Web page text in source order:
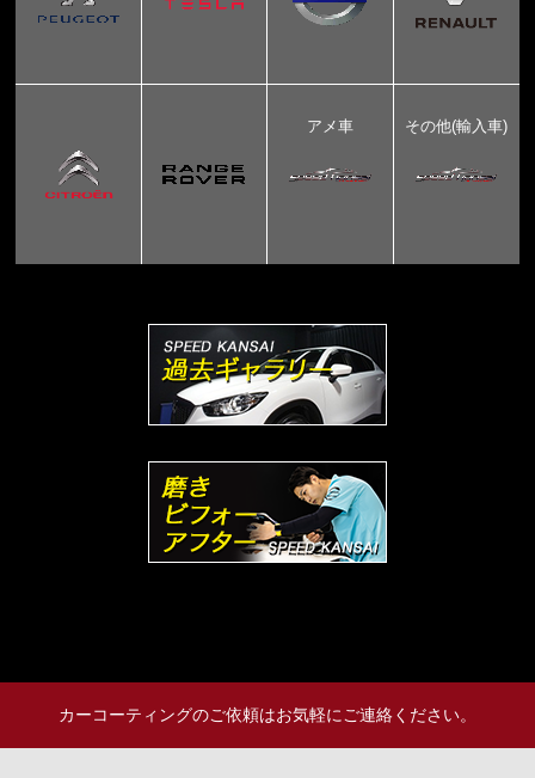
アメ車 その他(輸入車)
カーコーティングのご依頼はお気軽にご連絡ください。